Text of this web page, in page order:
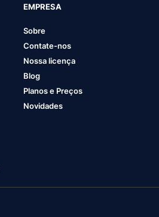
EMPRESA
Sobre
Contate-nos
Nossa licença
Blog
Planos e Preços
Novidades